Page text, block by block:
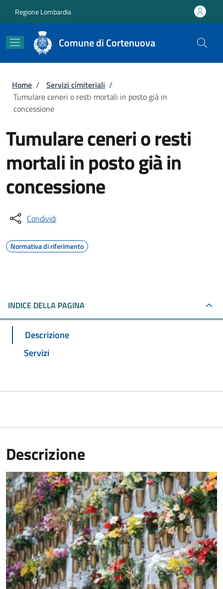
Regione Lombardia
Comune di Cortenuova
Briciole di pane
Home / Servizi cimiteriali /
Tumulare ceneri o resti mortali in posto già in
concessione
Tumulare ceneri o resti
mortali in posto già in
concessione
Condividi
Normativa di riferimento
INDICE DELLA PAGINA
Descrizione
Servizi
Descrizione